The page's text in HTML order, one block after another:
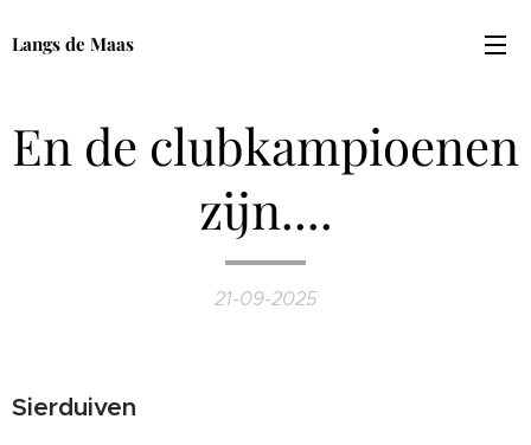
Langs de Maas
En de clubkampioenen
zijn....
21-09-2025
Sierduiven